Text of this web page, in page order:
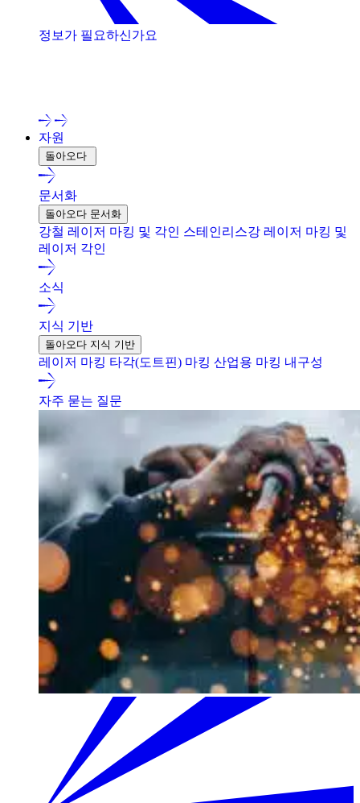
정보가 필요하신가요
자원
돌아오다
문서화
돌아오다 문서화
강철 레이저 마킹 및 각인 스테인리스강 레이저 마킹 및
레이저 각인
소식
지식 기반
돌아오다 지식 기반
레이저 마킹 타각(도트핀) 마킹 산업용 마킹 내구성
자주 묻는 질문